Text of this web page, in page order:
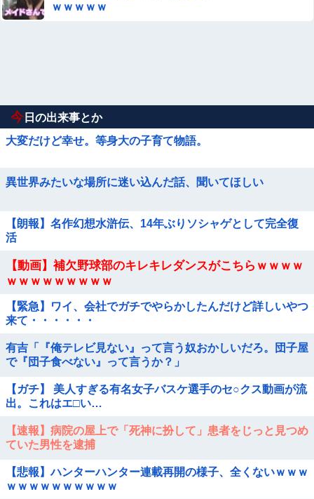
ｗｗｗｗｗ
今 日の出来事とか
大変だけど幸せ。等身大の子育て物語。
異世界みたいな場所に迷い込んだ話、聞いてほしい
【朗報】名作幻想水滸伝、14年ぶりソシャゲとして完全復
活
【動画】補欠野球部のキレキレダンスがこちらｗｗｗｗ
ｗｗｗｗｗｗｗｗｗ
【緊急】ワイ、会社でガチでやらかしたんだけど詳しいやつ
来て・・・・・・
有吉「『俺テレビ見ない』って言う奴おかしいだろ。団子屋
で『団子食べない』って言うか？」
【ガチ】 美人すぎる有名女子バスケ選手のセ○クス動画が流
出。これはエ□い…
【速報】病院の屋上で「死神に扮して」患者をじっと見つめ
ていた男性を逮捕
【悲報】ハンターハンター連載再開の様子、全くないｗｗｗ
ｗｗｗｗｗｗｗｗｗｗ